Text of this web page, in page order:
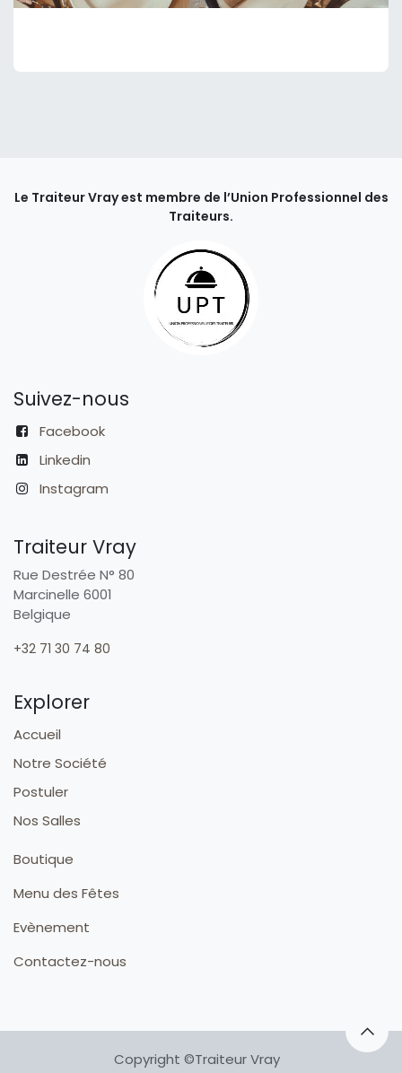
Le Traiteur Vray est membre de l’Union Professionnel des
Traiteurs.
Suivez-nous
Facebook
Linkedin
Instagram
Traiteur Vray
Rue Destrée N° 80
Marcinelle 6001
Belgique
+32 71 30 74 80
Explorer
Accueil
Notre Société
Postuler
Nos Salles
Boutique
Menu des Fêtes
Evènement
Contactez-nous
Copyright ©Traiteur Vray